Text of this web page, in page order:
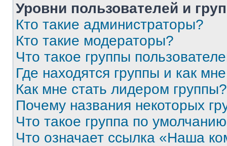
Уровни пользователей и
Кто такие администраторы?
Кто такие модераторы?
Что такое группы
Где находятся группы и как
Как мне стать лидером группы?
Почему названия некоторых
Что такое группа по
Что означает ссылка «Наша